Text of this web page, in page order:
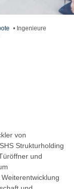
• Ingenieure
von
Strukturholding
und